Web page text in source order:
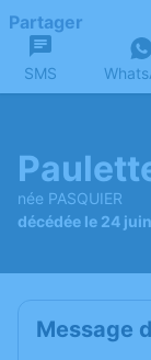
Partager
SMS
née PASQUIER
décédée le 24
Message